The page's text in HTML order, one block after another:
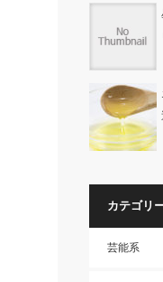
カテゴリ
芸能系